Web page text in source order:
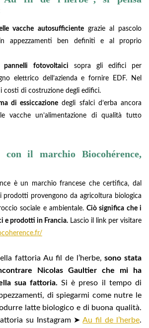
vacche autosufficientegrazie al pascolo
appezzamenti ben definiti e al proprio
pannelli fotovoltaici sopra gli edifici per
elettrico dell’azienda e fornire EDF. Nel
costi di costruzione degli edifici.
di essiccazione degli sfalci d’erba ancora
vacche un’alimentazione di qualità tutto
con il marchio Biocohérence,
è un marchio francese che certifica, dal
prodotti provengono da agricoltura biologica
sociale e ambientale.Ciò significa che i
e prodotti in Francia. Lascio il link per visitare
fattoria Au fil de l’herbe,sono stata
Nicolas Gaultier che mi ha
sua fattoria.Si è preso il tempo di
di spiegarmi come nutre le
latte biologico e di buona qualità.
su Instagram ➤Au fil de l’herbe.